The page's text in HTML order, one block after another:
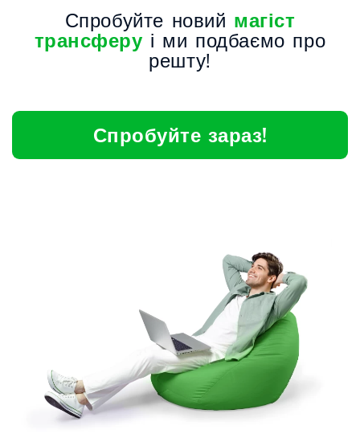
Спробуйте новий магіст
трансферу і ми подбаємо про
решту!
Спробуйте зараз!